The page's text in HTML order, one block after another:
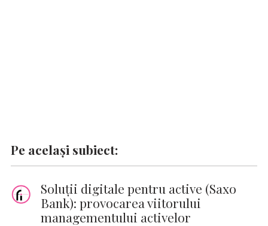
Pe același subiect:
Soluții digitale pentru active (Saxo
Bank): provocarea viitorului
managementului activelor